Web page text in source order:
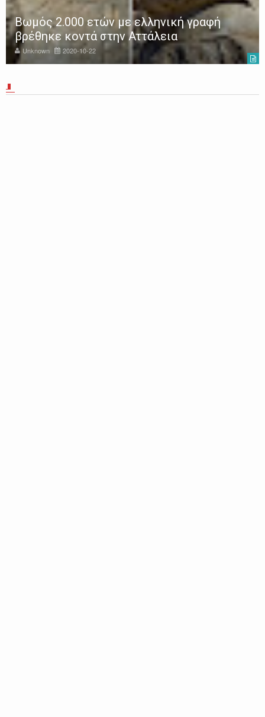
Παγκόσμιος Οργανισμός Υγείας - Αυτή
είναι η λίστα με τα 116 πράγματα που
προκαλούν καρκίνο
Unknown 2017-05-04